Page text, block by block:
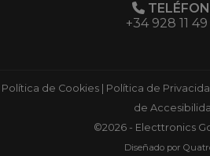
+34 928 11
Política de Cookies Política de
de
©2026 - Electtronics
Diseñado por